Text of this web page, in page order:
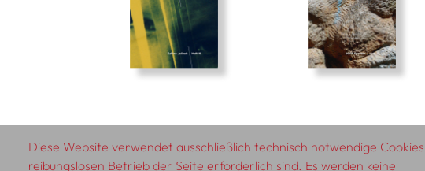
Diese Website verwendet ausschließlich technisch notwendige
reibungslosen Betrieb der Seite erforderlich sind. Es werden keine